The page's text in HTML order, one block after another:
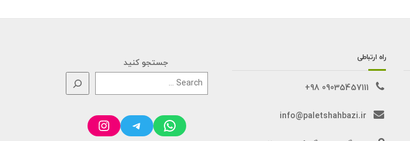
راه ارتباطی
09035457111 98+
info@paletshahbazi.ir
جستجو کنید
WhatsApp
Telegram
Instagram